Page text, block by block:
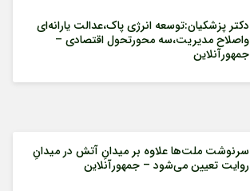
دکتر پزشکیان:توسعه انرژی پاک،عدالت یارانه‌ای
واصلاح مدیریت،سه محورتحول اقتصادی –
جمهورآنلاین
سرنوشت ملت‌ها علاوه بر میدانِ آتش در میدانِ
روایت تعیین می‌شود – جمهورآنلاین